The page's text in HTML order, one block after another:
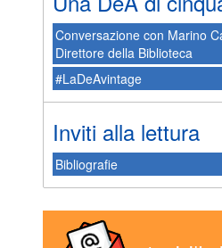
Conversazione con Marino
Direttore della Biblioteca
#LaDeAvintage
Inviti alla lettura
Bibliografie